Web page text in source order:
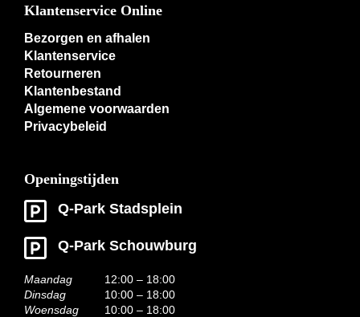
Klantenservice Online
Bezorgen en afhalen
Klantenservice
Retourneren
Klantenbestand
Algemene voorwaarden
Privacybeleid
Openingstijden
Q-Park Stadsplein
Q-Park Schouwburg
Maandag
12:00 – 18:00
Dinsdag
10:00 – 18:00
Woensdag
10:00 – 18:00